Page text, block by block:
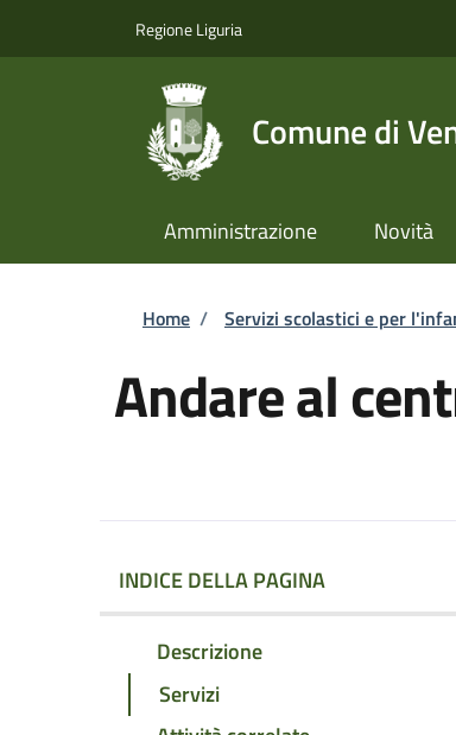
Regione Liguria
Comune di
Amministrazione Novità
Briciole di pane
Home / Servizi scolastici e per
Andare al
INDICE DELLA PAGINA
Descrizione
Servizi